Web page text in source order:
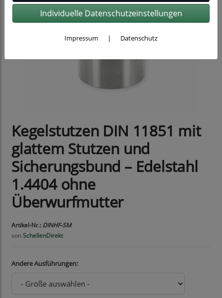
Kegelstutzen DIN 11851 mit
glattem Stutzen und
Sicherungsbund – Edelstahl
1.4404 ohne
Überwurfmutter
Artikel-Nr.: DINHF-SM
vonSchellenDirekt
Andere Ausführungen:
Individuelle Datenschutzeinstellungen
Impressum | Datenschutz